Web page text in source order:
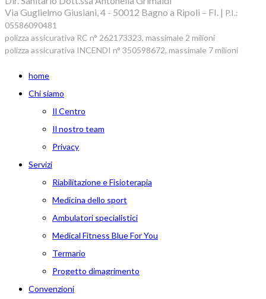
Via Guglielmo Giusiani, 4 - 50012 Bagno a Ripoli – FI. | P.I.:
05586090481
polizza assicurativa RC n° 262173323, massimale 2 milioni
polizza assicurativa INCENDI n° 350598672, massimale 7 milioni
home
Chi siamo
Il Centro
Il nostro team
Privacy
Servizi
Riabilitazione e Fisioterapia
Medicina dello sport
Ambulatori specialistici
Medical Fitness Blue For You
Termario
Progetto dimagrimento
Convenzioni